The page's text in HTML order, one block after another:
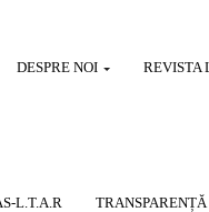
DESPRE NOI REVISTA
L.T.A.R